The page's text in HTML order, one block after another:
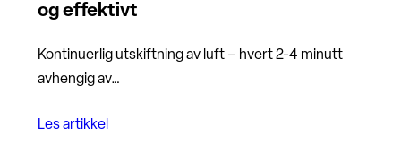
og effektivt
Kontinuerlig utskiftning av luft – hvert 2-4 minutt
avhengig av…
Les artikkel